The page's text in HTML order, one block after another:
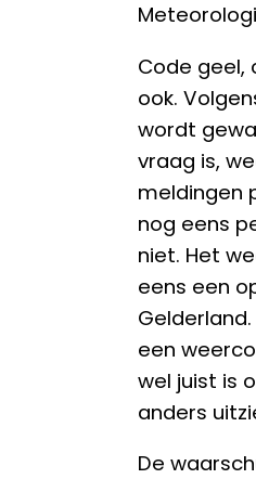
Code geel,
ook.
wordt
vraag is,
meldingen
nog eens
niet. Het
eens een
een
wel juist is
anders
De